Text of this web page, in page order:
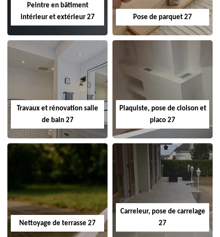
Peintre en bâtiment
intérieur et extérieur 27
Pose de parquet 27
Travaux et rénovation salle
de bain 27
Plaquiste, pose de cloison et
placo 27
Nettoyage de terrasse 27
Carreleur, pose de carrelage
27